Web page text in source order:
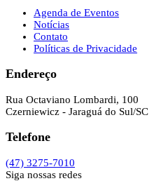
Agenda de Eventos
Notícias
Contato
Políticas de Privacidade
Endereço
Rua Octaviano Lombardi, 100
Czerniewicz - Jaraguá do Sul/SC
Telefone
(47) 3275-7010
Siga nossas redes